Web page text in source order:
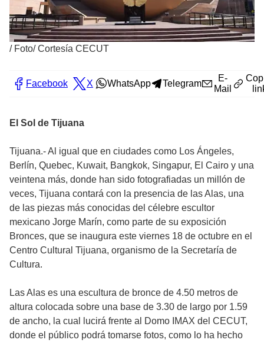
/ Foto/ Cortesía CECUT
Facebook X WhatsApp Telegram
E-
Mail
El Sol de Tijuana
Tijuana.- Al igual que en ciudades como Los Ángeles,
Berlín, Quebec, Kuwait, Bangkok, Singapur, El Cairo y una
veintena más, donde han sido fotografiadas un millón de
veces, Tijuana contará con la presencia de las Alas, una
de las piezas más conocidas del célebre escultor
mexicano Jorge Marín, como parte de su exposición
Bronces, que se inaugura este viernes 18 de octubre en el
Centro Cultural Tijuana, organismo de la Secretaría de
Cultura.
Las Alas es una escultura de bronce de 4.50 metros de
altura colocada sobre una base de 3.30 de largo por 1.59
de ancho, la cual lucirá frente al Domo IMAX del CECUT,
donde el público podrá tomarse fotos, como lo ha hecho